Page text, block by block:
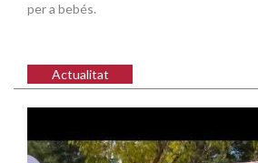
per a bebés.
Actualitat